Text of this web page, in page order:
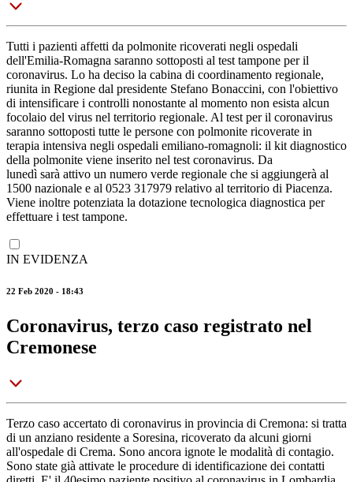
Tutti i pazienti affetti da polmonite ricoverati negli ospedali
dell'Emilia-Romagna saranno sottoposti al test tampone per il
coronavirus. Lo ha deciso la cabina di coordinamento regionale,
riunita in Regione dal presidente Stefano Bonaccini, con l'obiettivo
di intensificare i controlli nonostante al momento non esista alcun
focolaio del virus nel territorio regionale. Al test per il coronavirus
saranno sottoposti tutte le persone con polmonite ricoverate in
terapia intensiva negli ospedali emiliano-romagnoli: il kit diagnostico
della polmonite viene inserito nel test coronavirus. Da
lunedì sarà attivo un numero verde regionale che si aggiungerà al
1500 nazionale e al 0523 317979 relativo al territorio di Piacenza.
Viene inoltre potenziata la dotazione tecnologica diagnostica per
effettuare i test tampone.
IN EVIDENZA
22 Feb 2020 - 18:43
Coronavirus, terzo caso registrato nel
Cremonese
Terzo caso accertato di coronavirus in provincia di Cremona: si tratta
di un anziano residente a Soresina, ricoverato da alcuni giorni
all'ospedale di Crema. Sono ancora ignote le modalità di contagio.
Sono state già attivate le procedure di identificazione dei contatti